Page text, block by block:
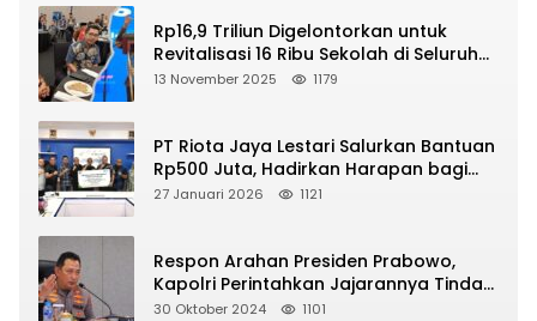
Rp16,9 Triliun Digelontorkan untuk
Revitalisasi 16 Ribu Sekolah di Seluruh
Indonesia
13 November 2025 1179
PT Riota Jaya Lestari Salurkan Bantuan
Rp500 Juta, Hadirkan Harapan bagi
Korban Bencana di Sumatera
27 Januari 2026 1121
Respon Arahan Presiden Prabowo,
Kapolri Perintahkan Jajarannya Tindak
Tegas Pelaku Judi Online
30 Oktober 2024 1101